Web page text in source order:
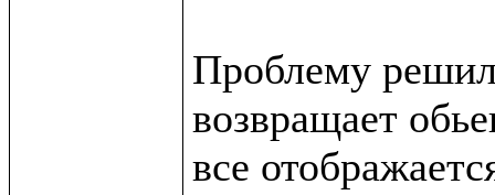
Проблему
возвращает